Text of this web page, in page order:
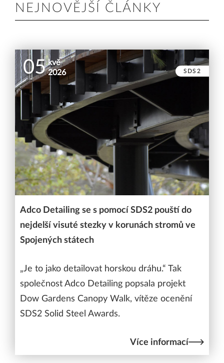
NEJNOVĚJŠÍ ČLÁNKY
05 kvě
2026
SDS2
Adco Detailing se s pomocí SDS2 pouští do
nejdelší visuté stezky v korunách stromů ve
Spojených státech
„Je to jako detailovat horskou dráhu.“ Tak
společnost Adco Detailing popsala projekt
Dow Gardens Canopy Walk, vítěze ocenění
SDS2 Solid Steel Awards.
Více informací